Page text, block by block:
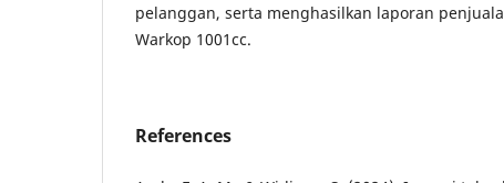
pelanggan, serta menghasilkan laporan
Warkop 1001cc.
References